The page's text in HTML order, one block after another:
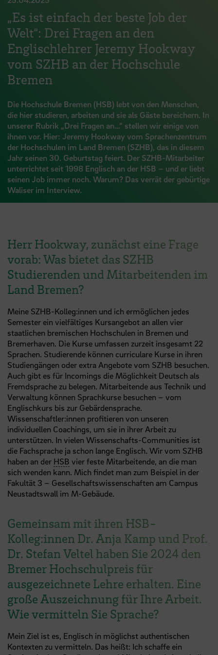
„Es ist einfach der beste Job der
Welt“: Drei Fragen an den
Englischlehrer Jeremy Hookway
vom SZHB an der Hochschule
Bremen
Die Hochschule Bremen (HSB) lebt von den Menschen,
die hier studieren, arbeiten und sie als Gäste bereichern. In
unserer Rubrik „Drei Fragen an…“ stellen wir einige von
ihnen vor. Hier: Jeremy Hookway vom Sprachenzentrum
der Hochschulen im Land Bremen (SZHB), das in diesem
Jahr seinen 30. Geburtstag feiert. Der SZHB-Mitarbeiter
unterrichtet seit 1998 Englisch an der HSB – und er liebt
seinen Job immer noch. Warum? Das verrät der gebürtige
Waliser im Interview.
Herr Hookway, zunächst eine Frage
vorab: Was bietet das SZHB
Studierenden und Mitarbeitenden im
Land Bremen?
Meine SZHB-Kolleg:innen und ich ermöglichen jedes
Semester ein vielfältiges Kursangebot an allen vier
staatlichen bremischen Hochschulen in Bremen und
Bremerhaven. Die Kurse umfassen zurzeit insgesamt 22
Sprachen. Studierende können curriculare Kurse in ihren
Studiengängen oder extra Angebote vom SZHB besuchen.
Auch gibt es für Incomings die Möglichkeit Deutsch als
Fremdsprache zu belegen. Mitarbeitende aus Technik und
Verwaltung können Sprachkurse besuchen – vom
Englischkurs bis zur Gebärdensprache.
Wissenschaftler:innen profitieren von unseren
individuellen Coachings, um sie in ihrer Arbeit zu
unterstützen. In vielen Wissenschafts-Communities ist
die Fachsprache ja schon lange Englisch. Wir vom SZHB
haben an der HSB vier feste Mitarbeitende, an die man
sich wenden kann. Mich findet man zum Beispiel in der
Fakultät 3 – Gesellschaftswissenschaften am Campus
Neustadtswall im M-Gebäude.
Gemeinsam mit ihren HSB-
Kolleg:innen Dr. Anja Kamp und Prof.
Dr. Stefan Veltel haben Sie 2024 den
Bremer Hochschulpreis für
ausgezeichnete Lehre erhalten. Eine
große Auszeichnung für Ihre Arbeit.
Wie vermitteln Sie Sprache?
Mein Ziel ist es, Englisch in möglichst authentischen
Kontexten zu vermitteln. Das heißt: Ich schaffe ein